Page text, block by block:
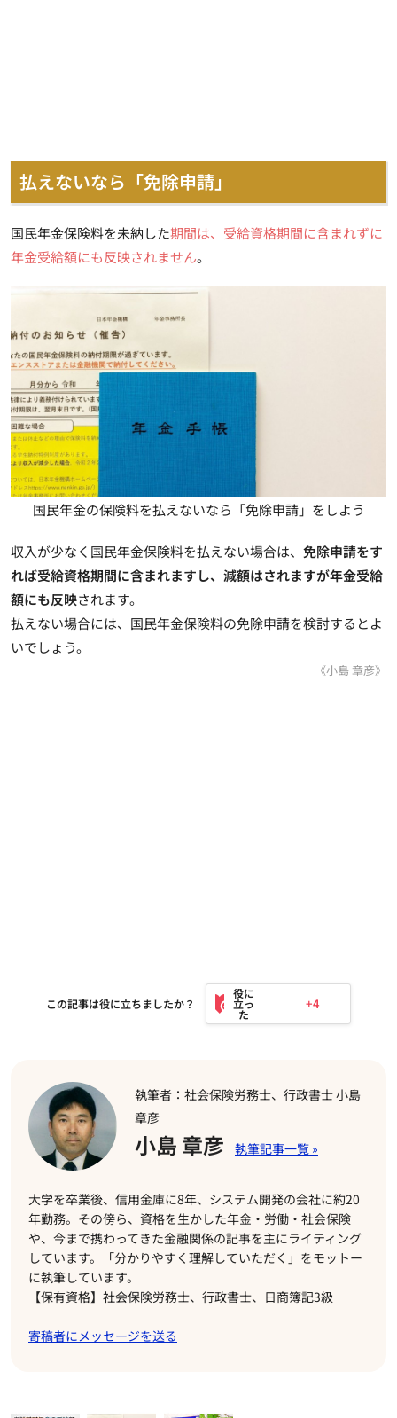
払えないなら「免除申請」
国民年金保険料を未納した期間は、受給資格期間に含まれずに
年金受給額にも反映されません。
国民年金の保険料を払えないなら「免除申請」をしよう
収入が少なく国民年金保険料を払えない場合は、 免除申請をす
れば受給資格期間に含まれますし、減額はされますが年金受給
額にも反映されます。
払えない場合には、国民年金保険料の免除申請を検討するとよ
いでしょう。
《小島 章彦》
この記事は役に立ちましたか？ +4
執筆者：社会保険労務士、行政書士 小島
章彦
小島 章彦
大学を卒業後、信用金庫に8年、システム開発の会社に約20
年勤務。その傍ら、資格を生かした年金・労働・社会保険
や、今まで携わってきた金融関係の記事を主にライティング
しています。「分かりやすく理解していただく」をモットー
に執筆しています。
【保有資格】社会保険労務士、行政書士、日商簿記3級
寄稿者にメッセージを送る